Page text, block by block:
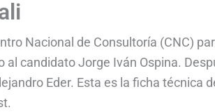
Nacional de Consultoría (CNC)
candidato Jorge Iván Ospina.
Eder. Esta es la ficha técnica